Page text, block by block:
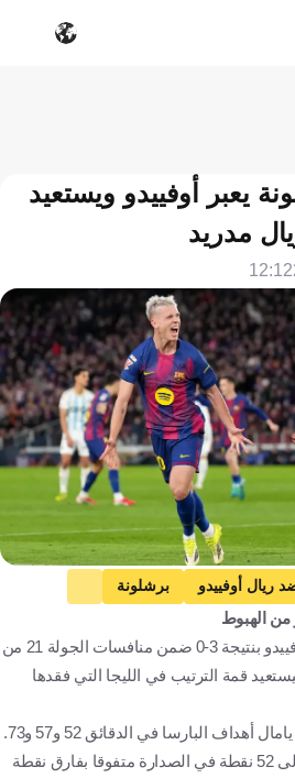
يعبر أوفييدو ويستعيد
مدريد
12:12
ريال أوفييدو
برشلونة
من الهبوط
فاز برشلونة على ضيفه ريال أوفييدو بنتيجة 3-0 ضمن منافسات الجولة 21 من
قمة الترتيب في الليجا التي فقدها
أهداف البارسا في الدقائق 52 و57 و73.
ورفع الفريق الكتالوني رصيده إلى 52 نقطة في الصدارة متفوقا بفارق نقطة